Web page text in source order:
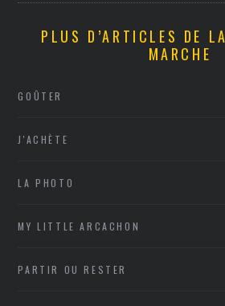
PLUS D’ARTICLES DE
MARCHE
GOÛTER
J'ACHÈTE
LA PHOTO
MY LITTLE ARCACHON
PARTIR OU RESTER